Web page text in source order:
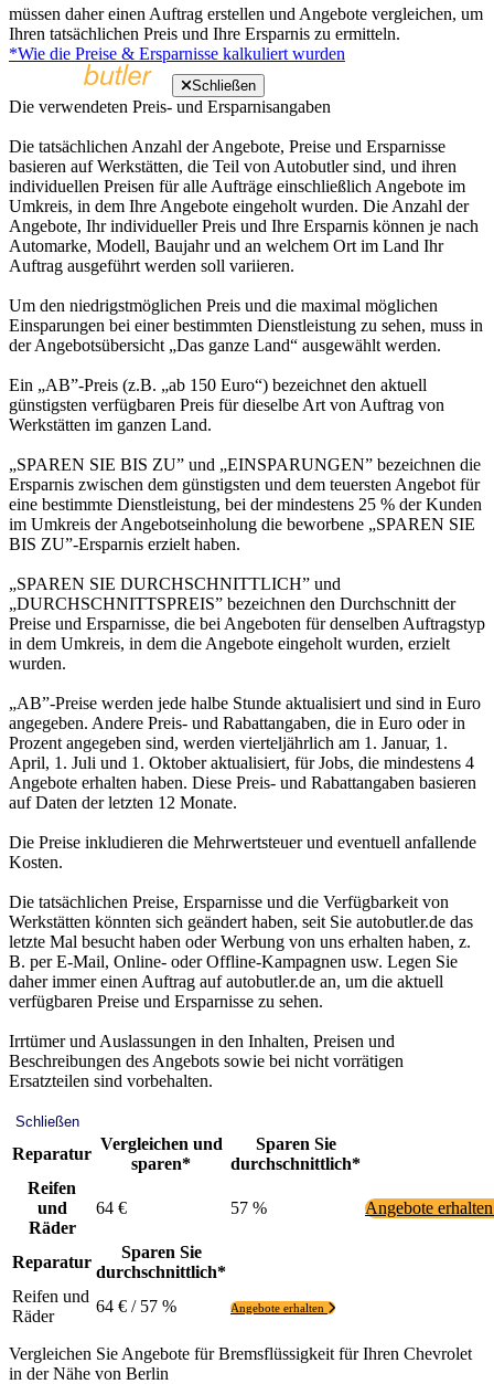
müssen daher einen Auftrag erstellen und Angebote vergleichen, um
Ihren tatsächlichen Preis und Ihre Ersparnis zu ermitteln.
*Wie die Preise & Ersparnisse kalkuliert wurden
Schließen
Die verwendeten Preis- und Ersparnisangaben
Die tatsächlichen Anzahl der Angebote, Preise und Ersparnisse
basieren auf Werkstätten, die Teil von Autobutler sind, und ihren
individuellen Preisen für alle Aufträge einschließlich Angebote im
Umkreis, in dem Ihre Angebote eingeholt wurden. Die Anzahl der
Angebote, Ihr individueller Preis und Ihre Ersparnis können je nach
Automarke, Modell, Baujahr und an welchem Ort im Land Ihr
Auftrag ausgeführt werden soll variieren.
Um den niedrigstmöglichen Preis und die maximal möglichen
Einsparungen bei einer bestimmten Dienstleistung zu sehen, muss in
der Angebotsübersicht „Das ganze Land“ ausgewählt werden.
Ein „AB”-Preis (z.B. „ab 150 Euro“) bezeichnet den aktuell
günstigsten verfügbaren Preis für dieselbe Art von Auftrag von
Werkstätten im ganzen Land.
„SPAREN SIE BIS ZU” und „EINSPARUNGEN” bezeichnen die
Ersparnis zwischen dem günstigsten und dem teuersten Angebot für
eine bestimmte Dienstleistung, bei der mindestens 25 % der Kunden
im Umkreis der Angebotseinholung die beworbene „SPAREN SIE
BIS ZU”-Ersparnis erzielt haben.
„SPAREN SIE DURCHSCHNITTLICH” und
„DURCHSCHNITTSPREIS” bezeichnen den Durchschnitt der
Preise und Ersparnisse, die bei Angeboten für denselben Auftragstyp
in dem Umkreis, in dem die Angebote eingeholt wurden, erzielt
wurden.
„AB”-Preise werden jede halbe Stunde aktualisiert und sind in Euro
angegeben. Andere Preis- und Rabattangaben, die in Euro oder in
Prozent angegeben sind, werden vierteljährlich am 1. Januar, 1.
April, 1. Juli und 1. Oktober aktualisiert, für Jobs, die mindestens 4
Angebote erhalten haben. Diese Preis- und Rabattangaben basieren
auf Daten der letzten 12 Monate.
Die Preise inkludieren die Mehrwertsteuer und eventuell anfallende
Kosten.
Die tatsächlichen Preise, Ersparnisse und die Verfügbarkeit von
Werkstätten könnten sich geändert haben, seit Sie autobutler.de das
letzte Mal besucht haben oder Werbung von uns erhalten haben, z.
B. per E-Mail, Online- oder Offline-Kampagnen usw. Legen Sie
daher immer einen Auftrag auf autobutler.de an, um die aktuell
verfügbaren Preise und Ersparnisse zu sehen.
Irrtümer und Auslassungen in den Inhalten, Preisen und
Beschreibungen des Angebots sowie bei nicht vorrätigen
Ersatzteilen sind vorbehalten.
Schließen
Reparatur
Vergleichen und
sparen*
Sparen Sie
durchschnittlich*
Reifen
und
Räder
64 € 57 % Angebote
Reparatur
Sparen Sie
durchschnittlich*
Reifen und
Räder
64 € / 57 % Angebote erhalten
Vergleichen Sie Angebote für Bremsflüssigkeit für Ihren Chevrolet
in der Nähe von Berlin